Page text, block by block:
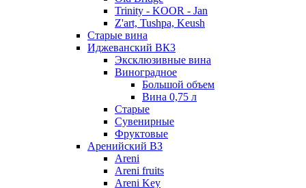
Trinity - KOOR - Jan
Z'art, Tushpa, Keush
Старые вина
Иджеванский ВК3
Эксклюзивные вина
Виноградное
Большой объем
Вина 0,75 л
Старые
Сувенирные
Фруктовые
Аренийский ВЗ
Areni
Areni fruits
Areni Key